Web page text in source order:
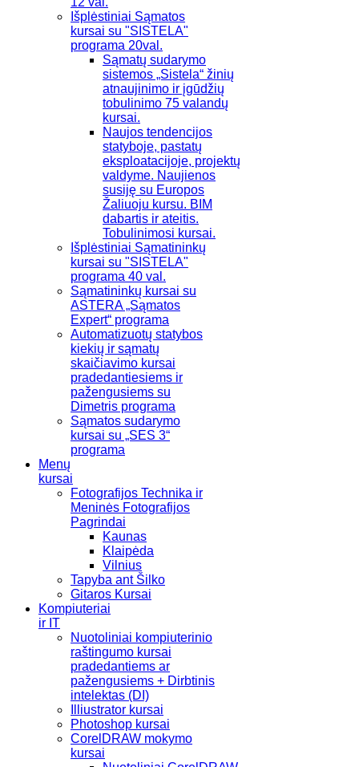
Išplėstiniai Sąmatos
kursai su "SISTELA"
programa 20val.
Sąmatų sudarymo
sistemos „Sistela“ žinių
atnaujinimo ir įgūdžių
tobulinimo 75 valandų
kursai.
Naujos tendencijos
statyboje, pastatų
eksploatacijoje, projektų
valdyme. Naujienos
susiję su Europos
Žaliuoju kursu. BIM
dabartis ir ateitis.
Tobulinimosi kursai.
Išplėstiniai Sąmatininkų
kursai su "SISTELA"
programa 40 val.
Sąmatininkų kursai su
ASTERA „Sąmatos
Expert“ programa
Automatizuotų statybos
kiekių ir sąmatų
skaičiavimo kursai
pradedantiesiems ir
pažengusiems su
Dimetris programa
Sąmatos sudarymo
kursai su „SES 3“
programa
Menų
kursai
Fotografijos Technika ir
Meninės Fotografijos
Pagrindai
Kaunas
Klaipėda
Vilnius
Tapyba ant Šilko
Gitaros Kursai
Kompiuteriai
ir IT
Nuotoliniai kompiuterinio
raštingumo kursai
pradedantiems ar
pažengusiems + Dirbtinis
intelektas (DI)
Illiustrator kursai
Photoshop kursai
CorelDRAW mokymo
kursai